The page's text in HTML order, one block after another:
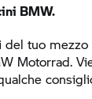
BMW.
del tuo mezzo
Motorrad.